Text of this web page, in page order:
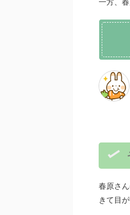
春原さ
きて目